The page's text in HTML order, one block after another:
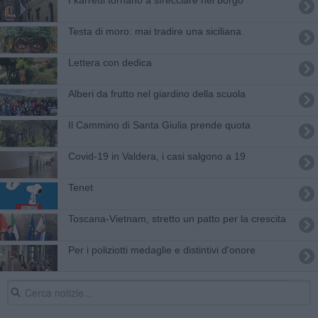
Testa di moro: mai tradire una siciliana
Lettera con dedica
Alberi da frutto nel giardino della scuola
Il Cammino di Santa Giulia prende quota
Covid-19 in Valdera, i casi salgono a 19
Tenet
Toscana-Vietnam, stretto un patto per la crescita
Per i poliziotti medaglie e distintivi d'onore